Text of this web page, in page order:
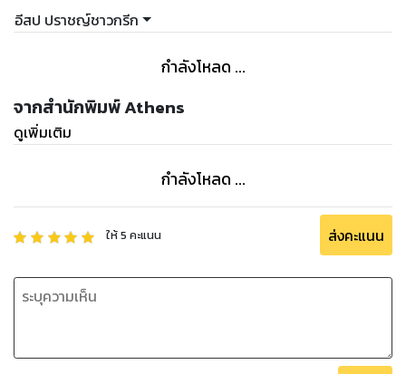
อีสป ปราชญ์ชาวกรีก
กำลังโหลด ...
จากสำนักพิมพ์ Athens
ดูเพิ่มเติม
กำลังโหลด ...
ให้5 คะแนน ส่งคะแนน